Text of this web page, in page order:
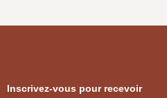
Inscrivez-vous pour recevoir